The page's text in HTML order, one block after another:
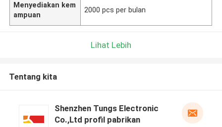
Menyediakan kem
ampuan
2000 pcs per bulan
Lihat Lebih
Tentang kita
Shenzhen Tungs Electronic
Co.,Ltd profil pabrikan